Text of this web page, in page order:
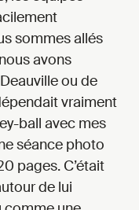
sommes allés
avons
ou de
vraiment
ball avec mes
séance photo
pages. C’était
de lui